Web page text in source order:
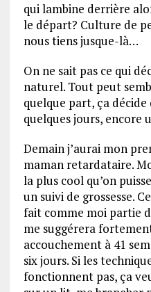
qui lambine derrière
le départ? Culture de
nous tiens jusque-là…
On ne sait pas ce qui
naturel. Tout peut
quelque part, ça
quelques jours, encore
Demain j’aurai mon
maman retardataire.
la plus cool qu’on
un suivi de grossesse.
fait comme moi partie
me suggérera
accouchement à 41
six jours. Si les
fonctionnent pas, ça